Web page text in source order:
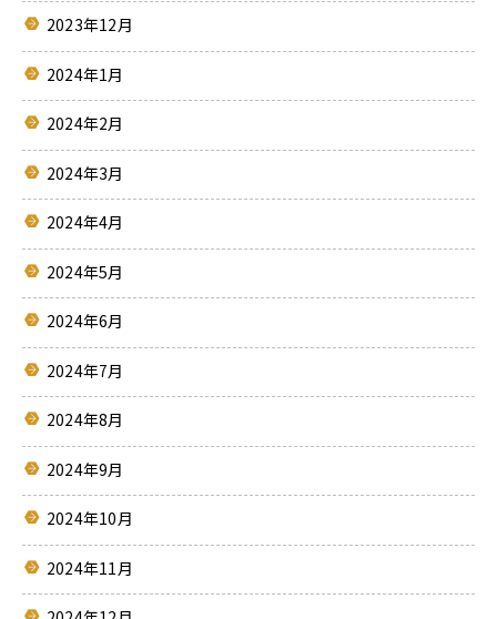
2023年12月
2024年1月
2024年2月
2024年3月
2024年4月
2024年5月
2024年6月
2024年7月
2024年8月
2024年9月
2024年10月
2024年11月